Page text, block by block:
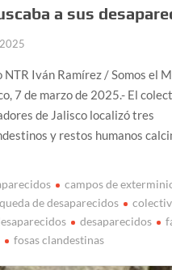
a sus
NTR Iván Ramírez / Somos el
7 de marzo de 2025.- El
de Jalisco localizó tres
y restos humanos
campos de
de desaparecidos
desaparecidos
fosas clandestinas